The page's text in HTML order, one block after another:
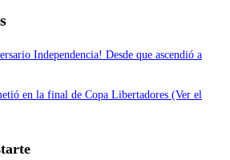
Independencia! Desde que ascendió a
en la final de Copa Libertadores (Ver el